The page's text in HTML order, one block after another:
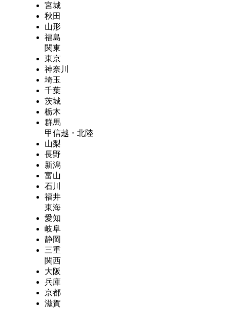
宮城
秋田
山形
福島
関東
東京
神奈川
埼玉
千葉
茨城
栃木
群馬
甲信越・北陸
山梨
長野
新潟
富山
石川
福井
東海
愛知
岐阜
静岡
三重
関西
大阪
兵庫
京都
滋賀